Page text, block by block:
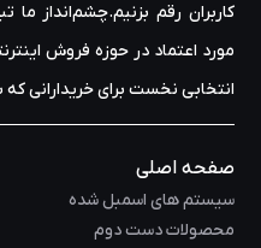
کاربران رقم بزنیم.چشم‌انداز
مورد اعتماد در حوزه‌ فروش
انتخابی نخست برای خریدارانی
صفحه اصلی
سیستم های اسمبل شده
محصولات دست دوم